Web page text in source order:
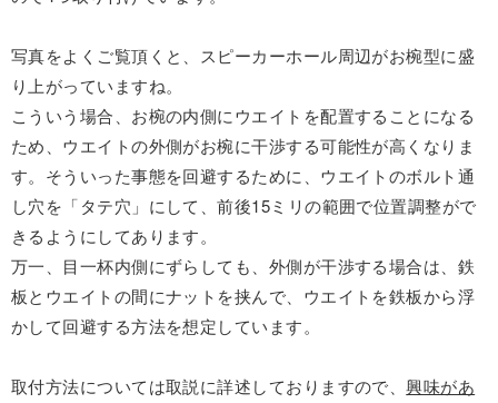
写真をよくご覧頂くと、スピーカーホール周辺がお椀型に盛
り上がっていますね。
こういう場合、お椀の内側にウエイトを配置することになる
ため、ウエイトの外側がお椀に干渉する可能性が高くなりま
す。そういった事態を回避するために、ウエイトのボルト通
し穴を「タテ穴」にして、前後15ミリの範囲で位置調整がで
きるようにしてあります。
万一、目一杯内側にずらしても、外側が干渉する場合は、鉄
板とウエイトの間にナットを挟んで、ウエイトを鉄板から浮
かして回避する方法を想定しています。
取付方法については取説に詳述しておりますので、興味があ